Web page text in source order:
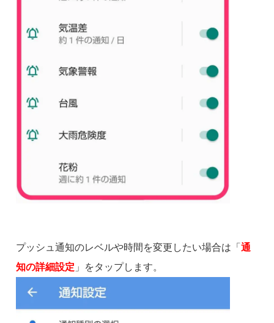
プッシュ通知のレベルや時間を変更したい場合は「 通
知の詳細設定 」をタップします。